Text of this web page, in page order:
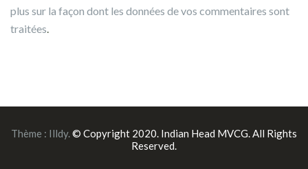
plus sur la façon dont les données de vos commentaires sont
traitées
Thème : Illdy.© Copyright 2020. Indian Head MVCG. All Rights
Reserved.